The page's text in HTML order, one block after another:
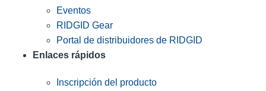
Eventos
RIDGID Gear
Portal de distribuidores de RIDGID
Enlaces rápidos
Inscripción del producto